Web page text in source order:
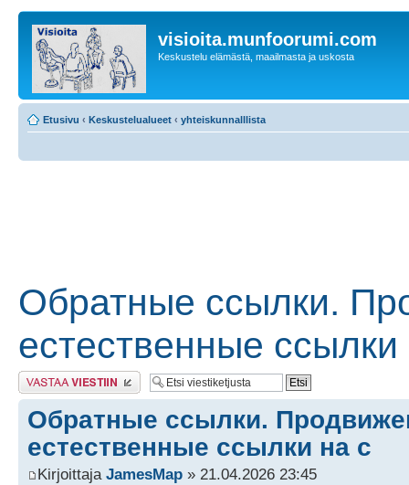
visioita.munfoorumi.com
Keskustelu elämästä, maailmasta ja uskosta
Etusivu ‹ Keskustelualueet ‹ yhteiskunnalllista
Обратные ссылки.
естественные ссылки
Lähetä vastaus
Обратные ссылки.
естественные ссылки на с
Kirjoittaja JamesMap » 21.04.2026 23:45